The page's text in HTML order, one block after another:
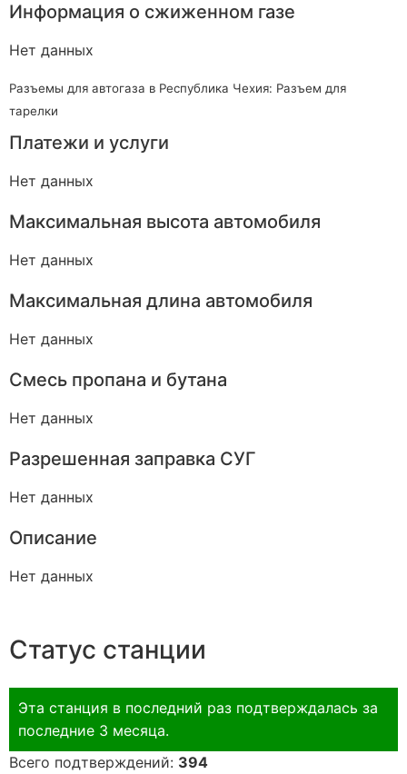
Информация о сжиженном газе
Нет данных
Разъемы для автогаза в Республика Чехия: Разъем для
тарелки
Платежи и услуги
Нет данных
Максимальная высота автомобиля
Нет данных
Максимальная длина автомобиля
Нет данных
Смесь пропана и бутана
Нет данных
Разрешенная заправка СУГ
Нет данных
Описание
Нет данных
Статус станции
Эта станция в последний раз подтверждалась за
последние 3 месяца.
Всего подтверждений: 394